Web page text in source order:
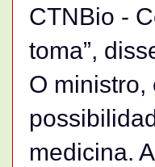
CTNBio -
toma”,
O
medicina.